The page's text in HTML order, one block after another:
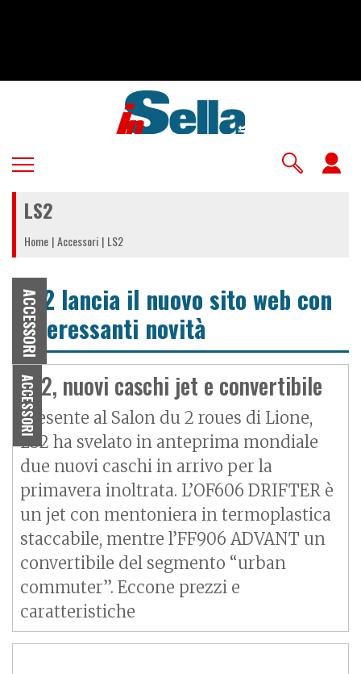
LS2
Home Accessori LS2
ACCESSORI
LS2 lancia il nuovo sito web con
interessanti novità
ACCESSORI
LS2, nuovi caschi jet e convertibile
Presente al Salon du 2 roues di Lione,
LS2 ha svelato in anteprima mondiale
due nuovi caschi in arrivo per la
primavera inoltrata. L’OF606 DRIFTER è
un jet con mentoniera in termoplastica
staccabile, mentre l’FF906 ADVANT un
convertibile del segmento “urban
commuter”. Eccone prezzi e
caratteristiche